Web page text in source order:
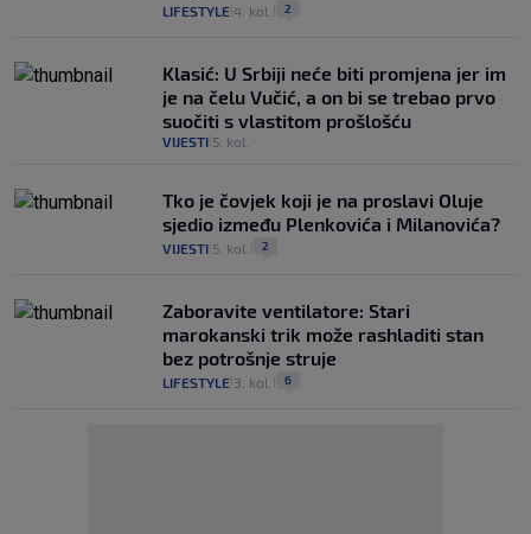
LIFESTYLE 4. kol. 2
Klasić: U Srbiji neće biti promjena jer im
je na čelu Vučić, a on bi se trebao prvo
suočiti s vlastitom prošlošću
VIJESTI 5. kol.
Tko je čovjek koji je na proslavi Oluje
sjedio između Plenkovića i Milanovića?
VIJESTI 5. kol. 2
Zaboravite ventilatore: Stari
marokanski trik može rashladiti stan
bez potrošnje struje
LIFESTYLE 3. kol. 6